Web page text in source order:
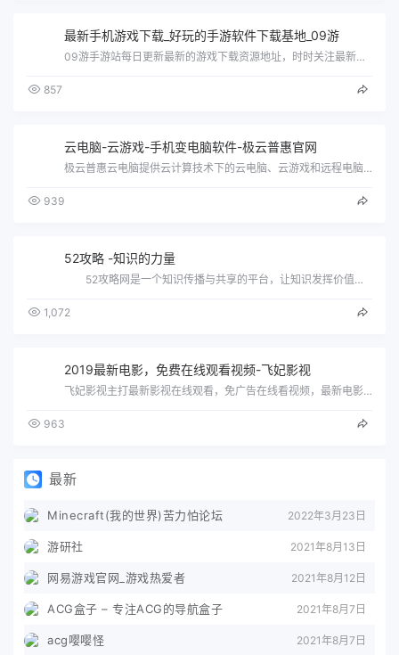
最新手机游戏下载_好玩的手游软件下载基地_09游
09游手游站每日更新最新的游戏下载资源地址，时时关注最新游戏动态新闻，汇集最热最火的游戏攻略大全，还有各类热门的手机软件，以及功能齐…
857
云电脑-云游戏-手机变电脑软件-极云普惠官网
极云普惠云电脑提供云计算技术下的云电脑、云游戏和远程电脑的服务，用低配的手机、平板和pc电脑也能畅玩各种大型端游。云电脑高端配置，助…
939
52攻略 -知识的力量
52攻略网是一个知识传播与共享的平台，让知识发挥价值，用知识改变生活，精选海量内容，帮助大家解决生活中遇到的各种问题
1,072
2019最新电影，免费在线观看视频-飞妃影视
飞妃影视主打最新影视在线观看，免广告在线看视频，最新电影、电视剧、动漫、综艺免费观看！
963
最新
Minecraft(我的世界)苦力怕论坛 2022年3月23日
游研社 2021年8月13日
网易游戏官网_游戏热爱者 2021年8月12日
ACG盒子 – 专注ACG的导航盒子 2021年8月7日
acg嘤嘤怪 2021年8月7日